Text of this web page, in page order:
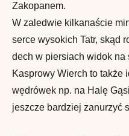
Zakopanem.
W zaledwie kilkanaście
serce wysokich Tatr, skąd
dech w piersiach widok na
Kasprowy Wierch to także
wędrówek np. na Halę
jeszcze bardziej zanurzyć